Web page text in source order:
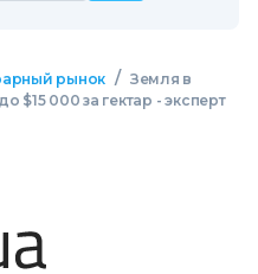
рынок / Земля в
$15 000 за гектар - эксперт